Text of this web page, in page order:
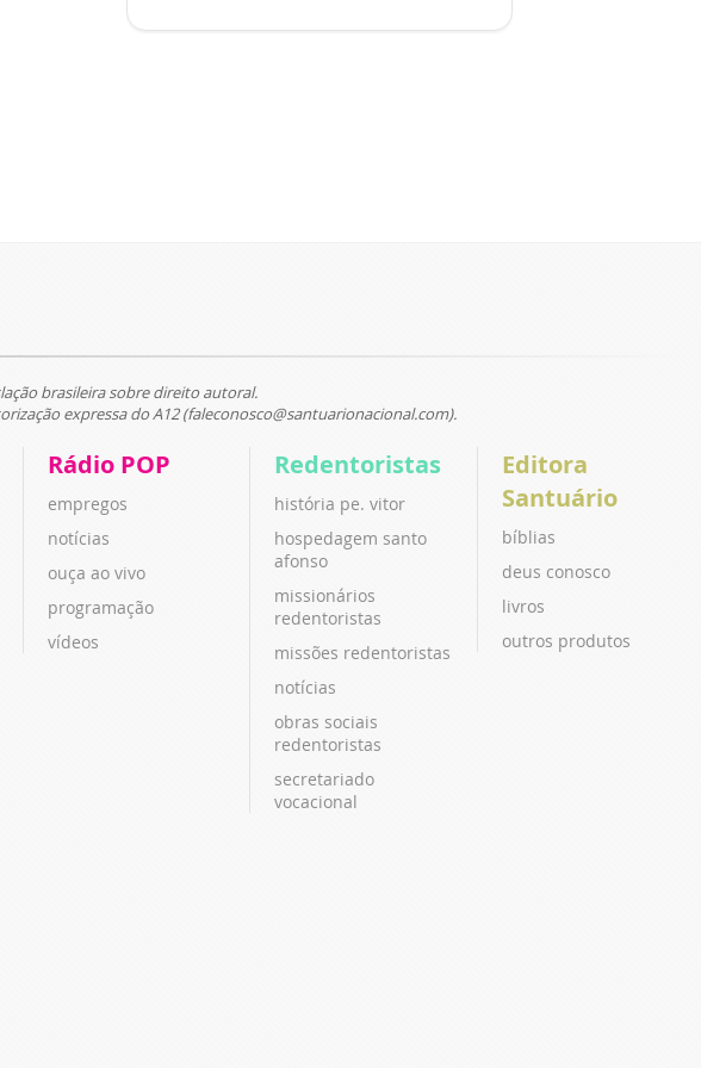
brasileira sobre direito autoral.
expressa do A12 (faleconosco@santuarionacional.com).
Rádio POP
empregos
notícias
ouça ao vivo
programação
vídeos
Redentoristas
história pe. vitor
hospedagem santo
afonso
missionários
redentoristas
missões redentoristas
notícias
obras sociais
redentoristas
secretariado
vocacional
Editora
Santuário
bíblias
deus conosco
livros
outros produtos